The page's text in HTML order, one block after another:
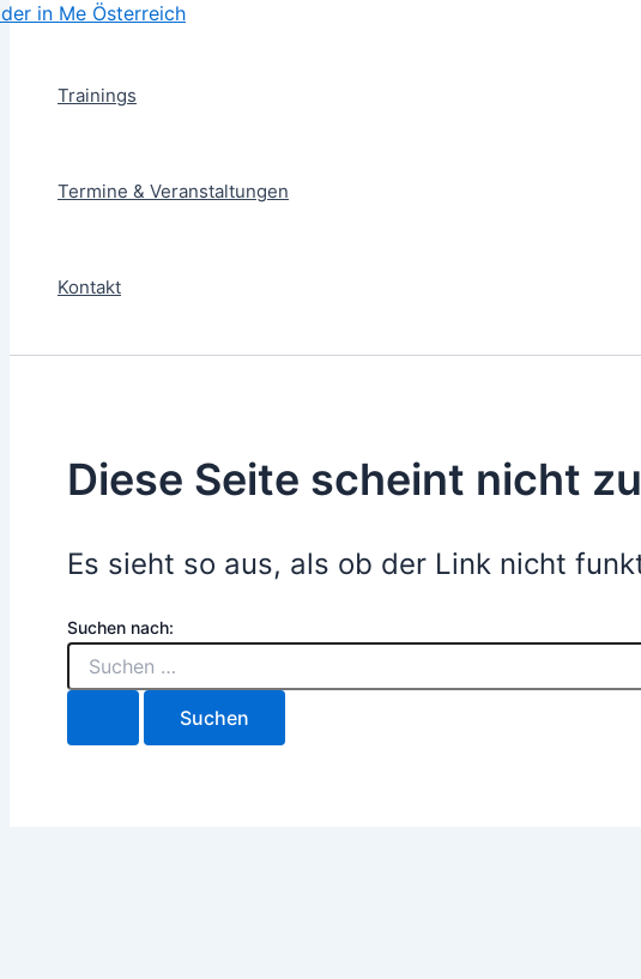
Trainings
Termine & Veranstaltungen
Kontakt
Diese Seite scheint nicht
Es sieht so aus, als ob der Link nicht
Suchen nach: